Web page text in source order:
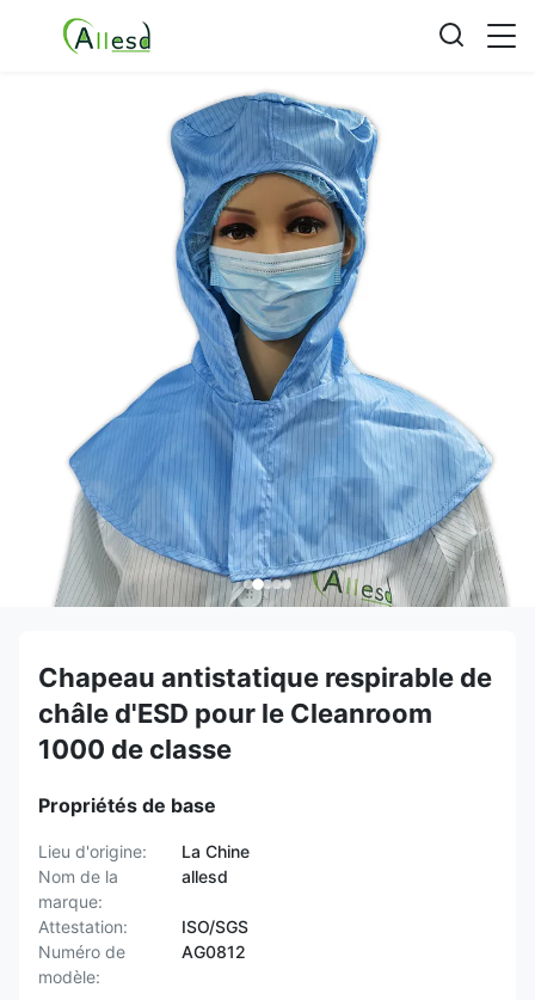
Chapeau antistatique respirable de
châle d'ESD pour le Cleanroom
1000 de classe
Propriétés de base
Lieu d'origine:
La Chine
Nom de la
marque:
allesd
Attestation:
ISO/SGS
Numéro de
modèle:
AG0812